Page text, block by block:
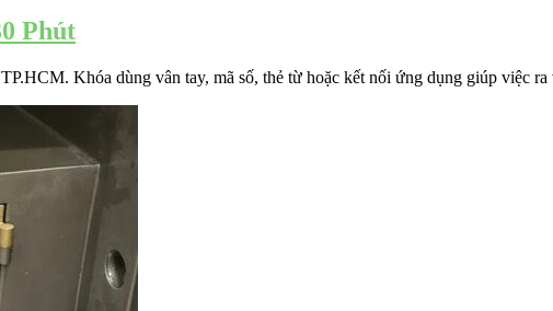
Phút
Khóa dùng vân tay, mã số, thẻ từ hoặc kết nối ứng dụng giúp việc